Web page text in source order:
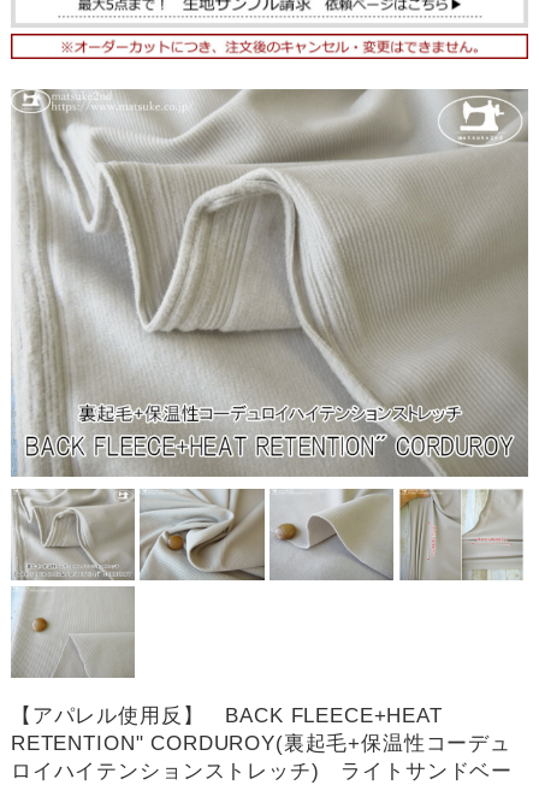
【アパレル使用反】 BACK FLEECE+HEAT
RETENTION" CORDUROY(裏起毛+保温性コーデュ
ロイハイテンションストレッチ) ライトサンドベー